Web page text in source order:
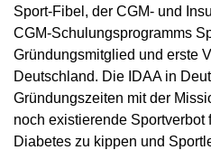
Sport-Fibel, der CGM- und
CGM-Schulungsprogramms
Gründungsmitglied und erste
Deutschland. Die IDAA in
Gründungszeiten mit der
noch existierende Sportverbot
Diabetes zu kippen und